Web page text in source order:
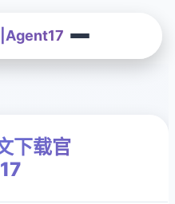
|Agent17
下载官